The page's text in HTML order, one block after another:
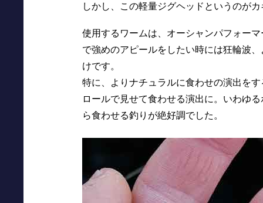
しかし、この軽量ジグヘッドというのが
使用するワームは、オーシャンパフォー
で強めのアピールをしたい時には狂輪波
けです。
特に、よりナチュラルに食わせの演出を
ロールで見せて食わせる演出に。いわゆ
ら食わせる釣りが絶好調でした。